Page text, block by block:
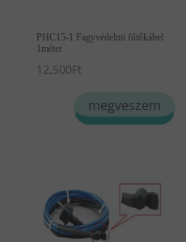
PHC15-1 Fagyvédelmi fűtőkábel
1méter
12,500Ft
megveszem